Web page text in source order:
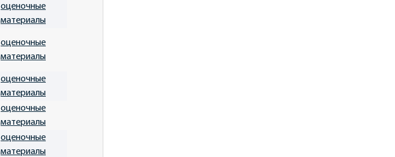
оценочные
материалы
оценочные
материалы
оценочные
материалы
оценочные
материалы
оценочные
материалы